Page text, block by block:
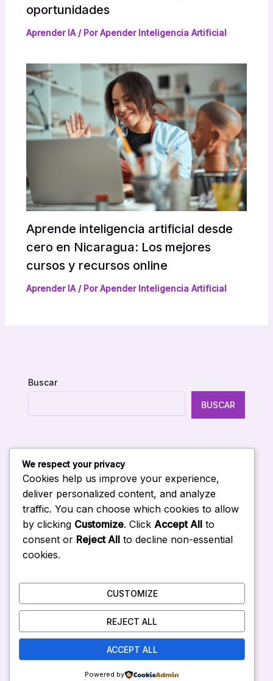
oportunidades
Aprender IA/ PorApender Inteligencia Artificial
Aprende inteligencia artificial desde
cero en Nicaragua: Los mejores
cursos y recursos online
Aprender IA/ PorApender Inteligencia Artificial
Buscar
BUSCAR
Entradas Recientes
Curso de IA in company en Venezuela
Curso de Gemini para empresas en Venezuela
Curso de Copilot para empresas en Venezuela
Curso de ChatGPT para empresas en Venezuela
Inicio
Blog
We respect your privacy
Cookies help us improve your experience,
deliver personalized content, and analyze
traffic. You can choose which cookies to allow
by clicking Customize. Click Accept All to
consent or Reject All to decline non-essential
cookies.
CUSTOMIZE
REJECT ALL
ACCEPT ALL
Powered by